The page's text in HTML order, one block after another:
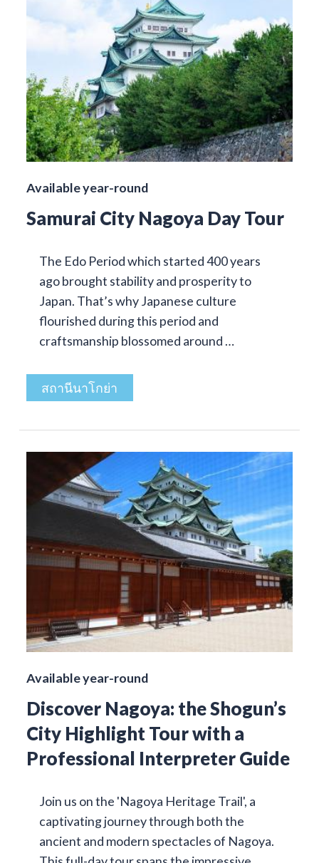
Available year-round
Samurai City Nagoya Day Tour
The Edo Period which started 400 years
ago brought stability and prosperity to
Japan. That’s why Japanese culture
flourished during this period and
craftsmanship blossomed around …
สถานีนาโกย่า
Available year-round
Discover Nagoya: the Shogun’s
City Highlight Tour with a
Professional Interpreter Guide
Join us on the 'Nagoya Heritage Trail', a
captivating journey through both the
ancient and modern spectacles of Nagoya.